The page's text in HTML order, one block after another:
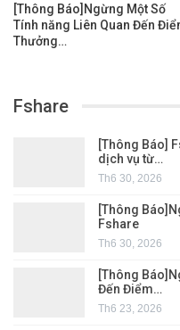
[Thông Báo]Ngừng Một Số
Tính năng Liên Quan Đến
Thưởng…
Fshare
[Thông Báo]
dịch vụ từ…
Th6 30, 2026
[Thông
Fshare
Th6 30, 2026
[Thông
Đến Điểm…
Th6 23, 2026